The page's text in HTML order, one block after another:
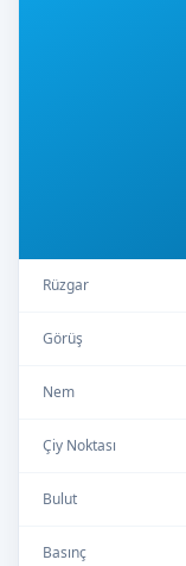
Rüzgar
Görüş
Nem
Çiy Noktası
Bulut
Basınç